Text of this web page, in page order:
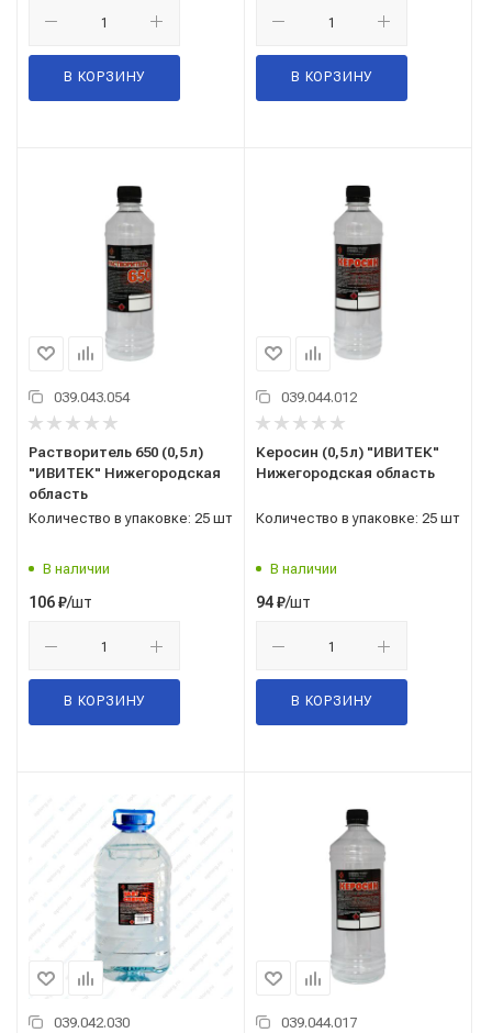
В КОРЗИНУ В КОРЗИНУ
039.043.054
Растворитель 650 (0,5 л)
"ИВИТЕК" Нижегородская
область
Количество в упаковке: 25 шт
В наличии
106₽/шт
В КОРЗИНУ
039.044.012
Керосин (0,5 л) "ИВИТЕК"
Нижегородская область
Количество в упаковке: 25 шт
В наличии
94₽/шт
В КОРЗИНУ
039.042.030 039.044.017